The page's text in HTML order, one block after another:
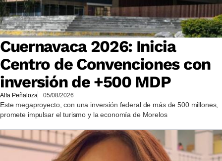
Cuernavaca 2026: Inicia
Centro de Convenciones con
inversión de +500 MDP
Alfa Peñaloza 05/08/2026
Este megaproyecto, con una inversión federal de más de 500 millones,
promete impulsar el turismo y la economía de Morelos